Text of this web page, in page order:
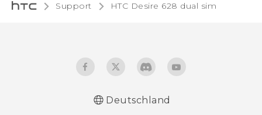
Support HTC Desire 628 dual sim‎
Deutschland